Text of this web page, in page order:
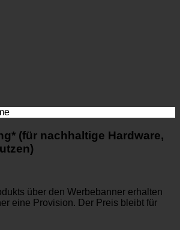
(für nachhaltige Hardware,
über den Werbebanner erhalten
eine Provision. Der Preis bleibt für